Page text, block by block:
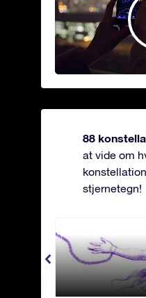
88
at vide om
stjernetegn!
Andromeda -